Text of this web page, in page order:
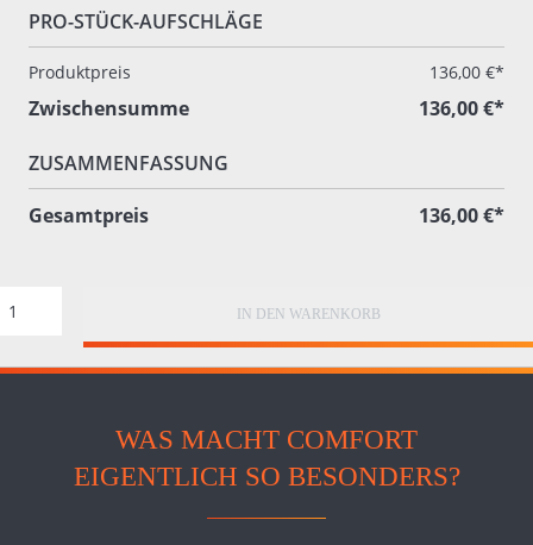
PRO-STÜCK-AUFSCHLÄGE
Produktpreis 136,00 €*
Zwischensumme 136,00 €*
ZUSAMMENFASSUNG
Gesamtpreis
136,00 €*
IN DEN WARENKORB
WAS MACHT COMFORT
EIGENTLICH SO BESONDERS?